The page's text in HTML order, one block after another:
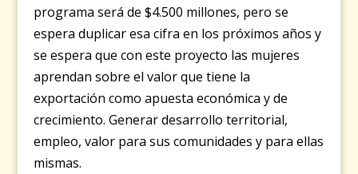
programa será de $4.500 millones, pero se
espera duplicar esa cifra en los próximos años y
se espera que con este proyecto las mujeres
aprendan sobre el valor que tiene la
exportación como apuesta económica y de
crecimiento.Generar desarrollo territorial,
empleo, valor para sus comunidades y para ellas
mismas.